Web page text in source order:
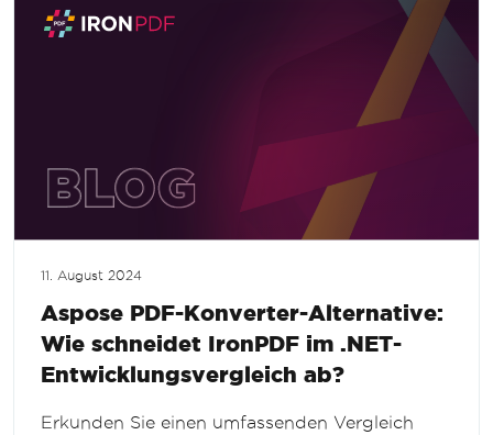
11. August 2024
Aspose PDF-Konverter-Alternative:
Wie schneidet IronPDF im .NET-
Entwicklungsvergleich ab?
Erkunden Sie einen umfassenden Vergleich